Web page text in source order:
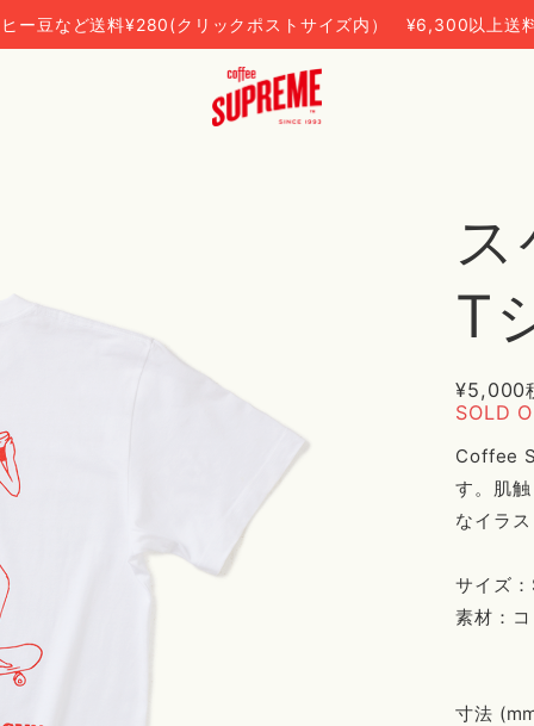
ー豆など送料¥280(クリックポストサイズ内） ¥6,300以上送
T
¥5,000
SOLD
Coffee
す。肌
なイラ
サイズ
素材：
寸法